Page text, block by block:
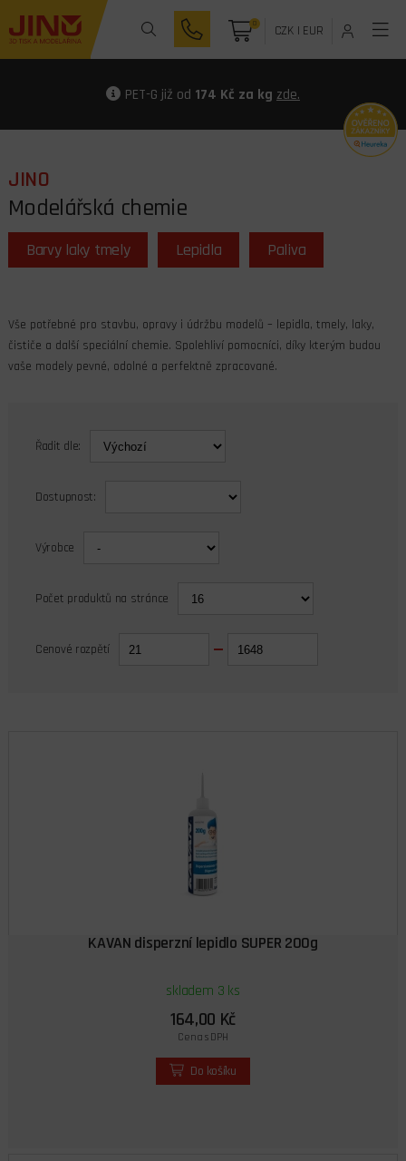
0 CZK| EUR
PET-G již od 174 Kč za kg zde.
JINO
Modelářská chemie
Barvy laky tmely Lepidla Paliva
Vše potřebné pro stavbu, opravy i údržbu modelů – lepidla, tmely, laky,
čističe a další speciální chemie. Spolehliví pomocníci, díky kterým budou
vaše modely pevné, odolné a perfektně zpracované.
Řadit dle:
Dostupnost:
Výrobce
Počet produktů na stránce
Cenové rozpětí
KAVAN disperzní lepidlo SUPER 200g
skladem 3 ks
164,00 Kč
Cena s DPH
Do košíku